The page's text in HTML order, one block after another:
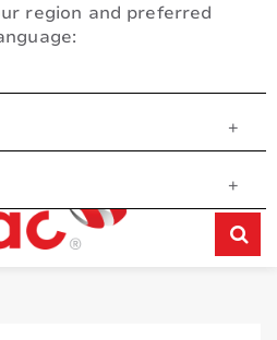
region and preferred
+
+